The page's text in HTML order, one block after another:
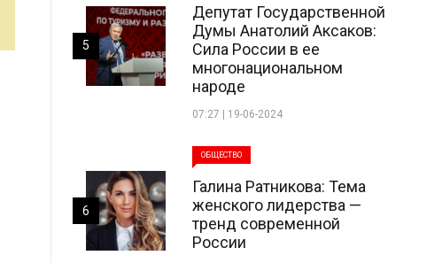
Депутат Государственной
Думы Анатолий Аксаков:
Сила России в ее
многонациональном
народе
07:27 | 19-06-2024
5
ОБЩЕСТВО
Галина Ратникова: Тема
женского лидерства —
тренд современной
России
6